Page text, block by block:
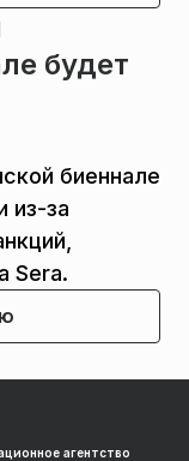
будет
биеннале
из-за
Sera.
агентство